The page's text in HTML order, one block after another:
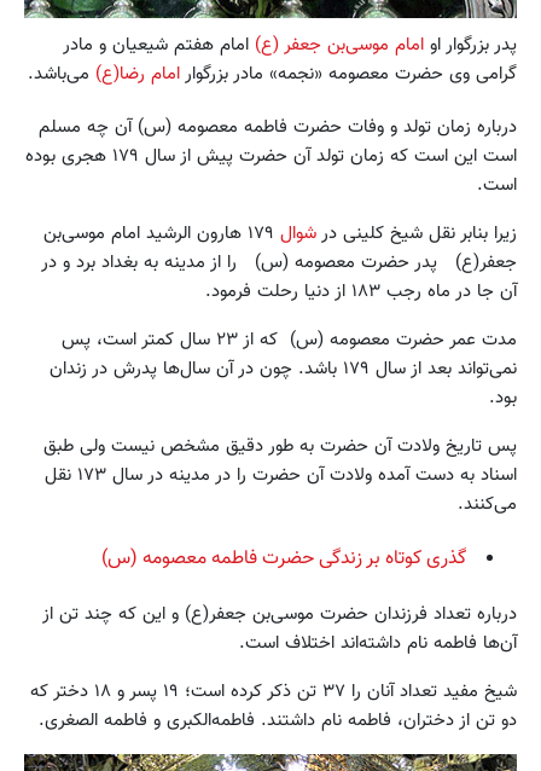
پدر بزرگوار او امام موسی‌بن جعفر (ع) امام هفتم شیعیان و مادر
گرامی وی حضرت معصومه «نجمه» مادر بزرگوارامام رضا(ع) می‌باشد.
درباره زمان تولد و وفات حضرت فاطمه معصومه (س) آن چه مسلم
است این است که زمان تولد آن حضرت پیش از سال ۱۷۹ هجری بوده
است.
زیرا بنابر نقل شیخ کلینی درشوال
۱۷۹ هارون الرشید امام موسی‌بن
جعفر(ع) پدر حضرت معصومه (س) را از مدینه به بغداد برد و در
آن جا در ماه رجب ۱۸۳ از دنیا رحلت فرمود.
مدت عمر حضرت معصومه (س) که از ۲۳ سال کمتر است، پس
نمی‌تواند بعد از سال ۱۷۹ باشد. چون در آن سال‌ها پدرش در زندان
بود.
پس تاریخ ولادت آن حضرت به طور دقیق مشخص نیست ولی طبق
اسناد به دست آمده ولادت آن حضرت را در مدینه در سال ۱۷۳ نقل
می‌کنند.
گذری کوتاه بر زندگی حضرت فاطمه معصومه (س)
درباره تعداد فرزندان حضرت موسی‌بن جعفر(ع) و این که چند تن از
آن‌ها فاطمه نام داشته‌اند اختلاف است.
شیخ مفید تعداد آنان را ۳۷ تن ذکر کرده است؛ ۱۹ پسر و ۱۸ دختر که
دو تن از دختران، فاطمه نام داشتند. فاطمه‌الکبری و فاطمه الصغری.